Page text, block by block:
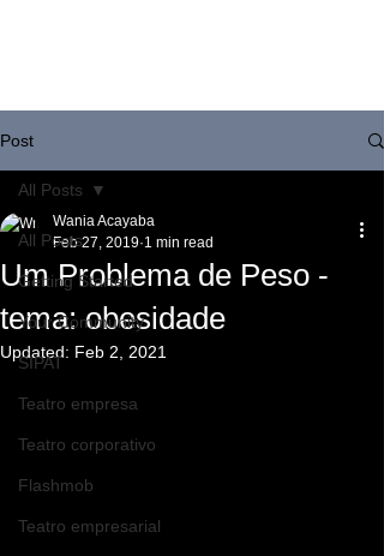
Post
All Posts
Getting Started
Your Community
SIPAT
Teatro empresa
Teatro corporativo
Flashmob
Teatro empresarial
All Posts
Um Problema de Peso -
tema: obesidade
Wania Acayaba
Feb 27, 2019 1 min read
Updated: Feb 2, 2021